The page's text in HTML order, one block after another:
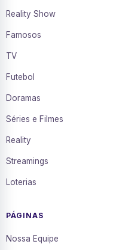
Reality Show
Famosos
TV
Futebol
Doramas
Séries e Filmes
Reality
Streamings
Loterias
PÁGINAS
Nossa Equipe